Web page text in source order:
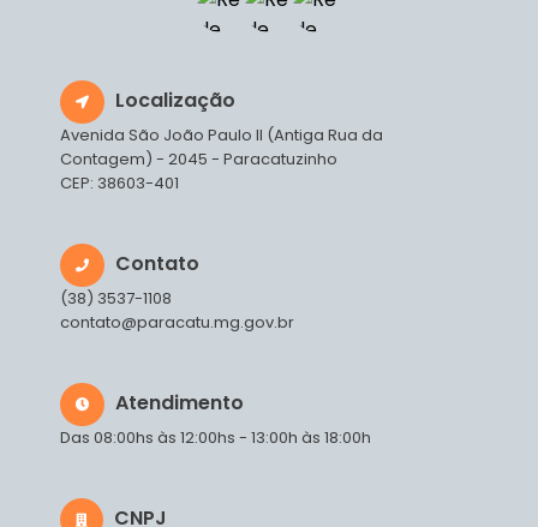
Localização
Avenida São João Paulo II (Antiga Rua da
Contagem) - 2045 - Paracatuzinho
CEP: 38603-401
Contato
(38) 3537-1108
contato@paracatu.mg.gov.br
Atendimento
Das 08:00hs às 12:00hs - 13:00h às 18:00h
CNPJ